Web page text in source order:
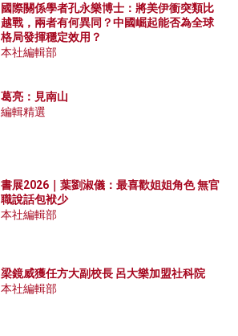
國際關係學者孔永樂博士：將美伊衝突類比
越戰，兩者有何異同？中國崛起能否為全球
格局發揮穩定效用？
本社編輯部
葛亮：見南山
編輯精選
書展2026｜葉劉淑儀：最喜歡姐姐角色 無官
職說話包袱少
本社編輯部
梁鏡威獲任方大副校長 呂大樂加盟社科院
本社編輯部